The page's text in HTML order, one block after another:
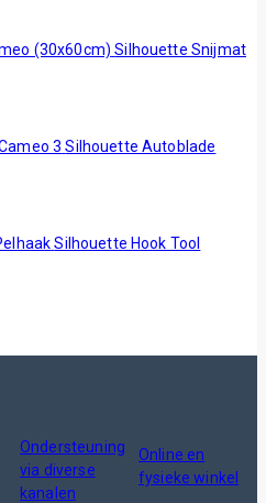
Silhouette Snijmat
Silhouette Autoblade
Silhouette Hook Tool
Ondersteuning
via diverse
kanalen
Online en
fysieke winkel